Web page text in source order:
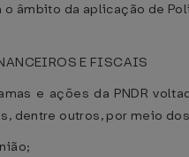
âmbito da aplicação de
E FISCAIS
e ações da PNDR
dentre outros, por meio